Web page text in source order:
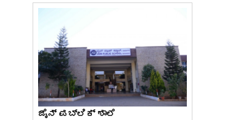
ಜೈನ್ ಪಬ್ಲಿಕ್ ಶಾಲೆ